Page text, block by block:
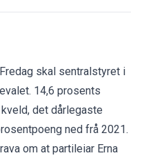
skal sentralstyret i
14,6 prosents
det dårlegaste
ned frå 2021.
om at partileiar Erna